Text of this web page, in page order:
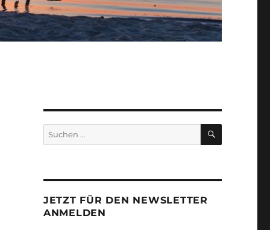
Suchen
nach:
SUCHEN
JETZT FÜR DEN NEWSLETTER
ANMELDEN